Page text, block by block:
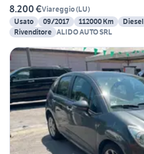
8.200 €Viareggio(LU)
Usato
09/2017 112000 Km Diesel
Rivenditore ALIDO AUTO SRL